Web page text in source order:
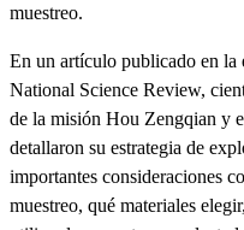
muestreo.
En un artículo publicado en la
National Science Review,
de la misión Hou Zengqian y
detallaron su estrategia de
importantes consideraciones
muestreo, qué materiales